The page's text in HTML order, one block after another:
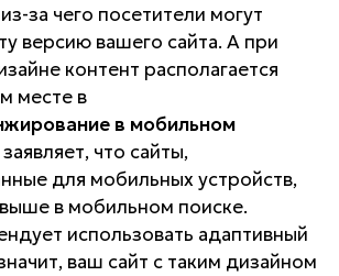
за чего посетители могут
версию вашего сайта. А при
контент располагается
месте в
в мобильном
что сайты,
для мобильных устройств,
в мобильном поиске.
использовать адаптивный
ваш сайт с таким дизайном